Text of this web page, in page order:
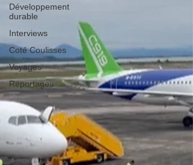
Développement
durable
Interviews
Coté Coulisses
Voyages
Reportages